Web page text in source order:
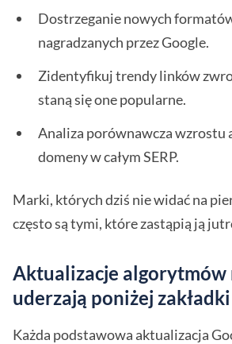
Dostrzeganie nowych
nagradzanych przez Google.
Zidentyfikuj trendy linków
staną się one popularne.
Analiza porównawcza
domeny w całym SERP.
Marki, których dziś nie widać na
często są tymi, które zastąpią ją
Aktualizacje algorytmów
uderzają poniżej zakładki
Każda podstawowa aktualizacja